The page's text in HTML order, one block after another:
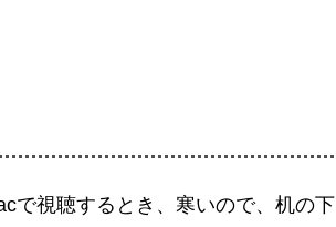
で視聴するとき、寒いので、机の下